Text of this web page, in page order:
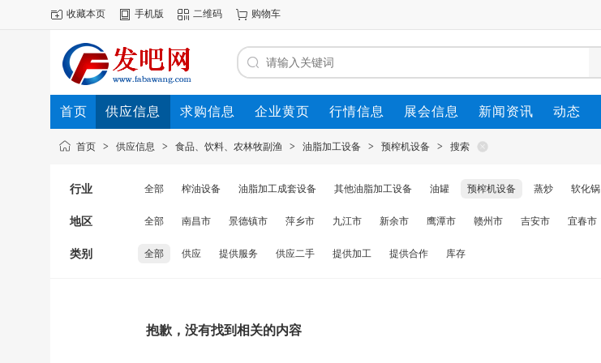
收藏本页 手机版 二维码 购物车
首页 供应信息 求购信息 企业黄页 行情信息 展会信息 新闻资讯 动态
首页 > 供应信息 > 食品、饮料、农林牧副渔 > 油脂加工设备 > 预榨机设备 > 搜索
行业 全部 榨油设备 油脂加工成套设备 其他油脂加工设备 油罐 预榨机设备 蒸炒 软化锅
地区 全部 南昌市 景德镇市 萍乡市 九江市 新余市 鹰潭市 赣州市 吉安市 宜春市
类别 全部 供应 提供服务 供应二手 提供加工 提供合作 库存
抱歉，没有找到相关的内容